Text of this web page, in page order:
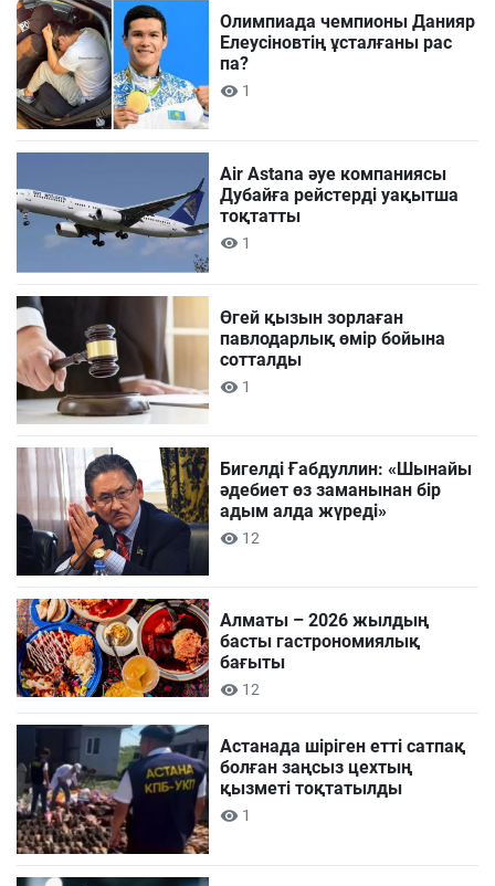
Олимпиада чемпионы Данияр
Елеусіновтің ұсталғаны рас
па?
1
Air Astana әуе компаниясы
Дубайға рейстерді уақытша
тоқтатты
1
Өгей қызын зорлаған
павлодарлық өмір бойына
сотталды
1
Бигелді Ғабдуллин: «Шынайы
әдебиет өз заманынан бір
адым алда жүреді»
12
Алматы – 2026 жылдың
басты гастрономиялық
бағыты
12
Астанада шіріген етті сатпақ
болған заңсыз цехтың
қызметі тоқтатылды
1